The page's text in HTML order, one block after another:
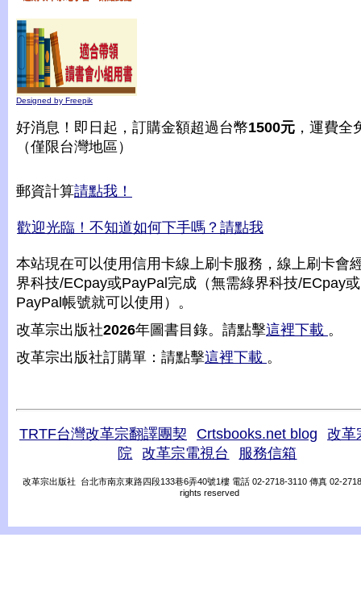
Designed by Freepik
好消息！即日起，訂購金額超過台幣1500元 ，運費全
（僅限台灣地區）
郵資計算請點我！
歡迎光臨！不知道如何下手嗎？請點我
本站現在可以使用信用卡線上刷卡服務，線上刷卡會
界科技/ECpay或PayPal完成（無需綠界科技/ECpay或
PayPal帳號就可以使用）。
改革宗出版社2026年圖書目錄。請點擊這裡下載 。
改革宗出版社訂購單：請點擊這裡下載 。
TRTF台灣改革宗翻譯團契 Crtsbooks.net blog
改革
院
改革宗電視台 服務信箱
改革宗出版社 台北市南京東路四段133巷6弄40號1樓 電話 02-2718-3110 傳真 02-
rights reserved